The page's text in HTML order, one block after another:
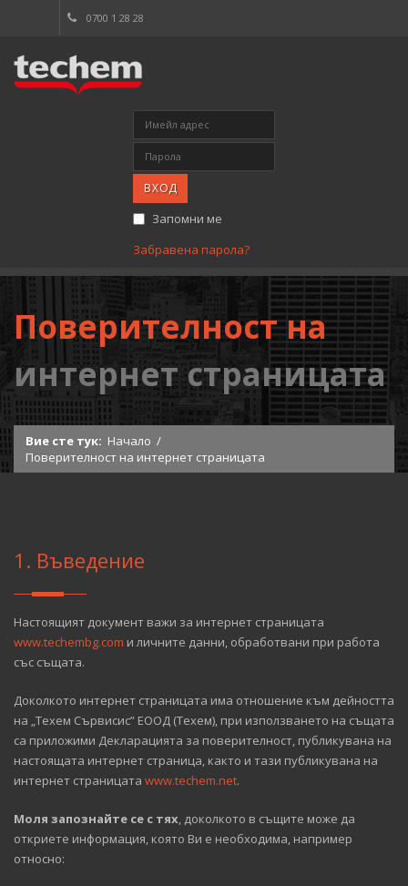
0700 1 28 28
ВХОД
Запомни ме
Забравена парола?
Поверителност на
интернет страницата
Вие сте тук: Начало /
Поверителност на интернет страницата
1. Въведение
Настоящият документ важи за интернет страницата
www.techembg.com и личните данни, обработвани при работа
със същата.
Доколкото интернет страницата има отношение към дейността
на „Техем Сървисис” ЕООД (Техем), при използването на същата
са приложими Декларацията за поверителност, публикувана на
настоящата интернет страница, както и тази публикувана на
интернет страницата www.techem.net.
Моля запознайте се с тях, доколкото в същите може да
откриете информация, която Ви е необходима, например
относно: